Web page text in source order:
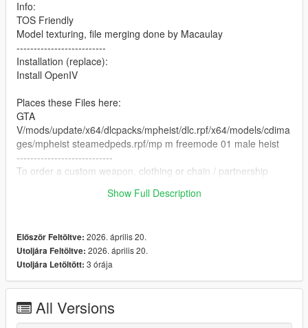
Info:
TOS Friendly
Model texturing, file merging done by Macaulay
--------------------------
Installation (replace):
Install OpenIV
Places these Files here:
GTA
V/mods/update/x64/dlcpacks/mpheist/dlc.rpf/x64/models/cdima
ges/mpheist steamedpeds.rpf/mp m freemode 01 male heist
----------------------------
To order a custom weapon, clothing or chain / partnership
Website: https://www.utopiaart.art
Show Full Description
Először Feltöltve: 2026. április 20.
Utoljára Feltöltve: 2026. április 20.
Utoljára Letöltött: 3 órája
All Versions